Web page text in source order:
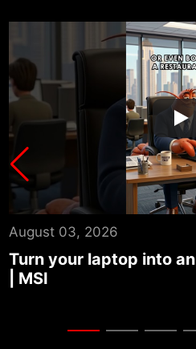
August 03, 2026
Turn your laptop into
summary center | MSI